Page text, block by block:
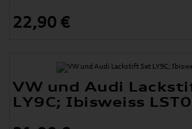
22,90 €
VW und Audi
LY9C; Ibisweiss